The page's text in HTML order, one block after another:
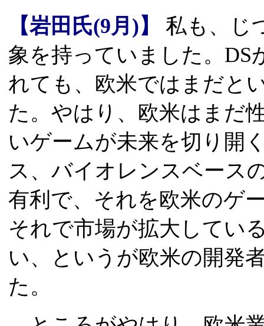
【岩田氏(9月)】
私も、じ
象を持っていました。DS
れても、欧米ではまだと
た。やはり、欧米はまだ
いゲームが未来を切り開
ス、バイオレンスベース
有利で、それを欧米のゲ
それで市場が拡大してい
い、というが欧米の開発
た。